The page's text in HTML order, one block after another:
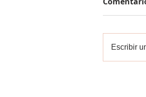
Escribir